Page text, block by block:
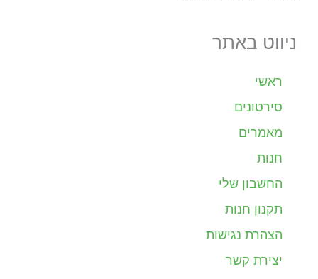
ניווט באתר
ראשי
סירטונים
מאמרים
חנות
החשבון שלי
תקנון חנות
הצהרת נגישות
יצירת קשר